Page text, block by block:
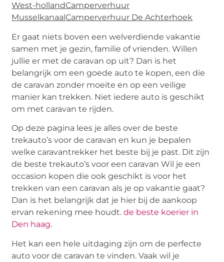
West-hollandCamperverhuur
MusselkanaalCamperverhuur De Achterhoek
Er gaat niets boven een welverdiende vakantie
samen met je gezin, familie of vrienden. Willen
jullie er met de caravan op uit? Dan is het
belangrijk om een goede auto te kopen, een die
de caravan zonder moeite en op een veilige
manier kan trekken. Niet iedere auto is geschikt
om met caravan te rijden.
Op deze pagina lees je alles over de beste
trekauto’s voor de caravan en kun je bepalen
welke caravantrekker het beste bij je past. Dit zijn
de beste trekauto’s voor een caravan Wil je een
occasion kopen die ook geschikt is voor het
trekken van een caravan als je op vakantie gaat?
Dan is het belangrijk dat je hier bij de aankoop
ervan rekening mee houdt.de beste koerier in
Den haag.
Het kan een hele uitdaging zijn om de perfecte
auto voor de caravan te vinden. Vaak wil je